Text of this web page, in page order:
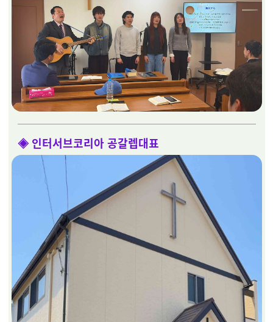
◈인터서브코리아 공갈렙대표